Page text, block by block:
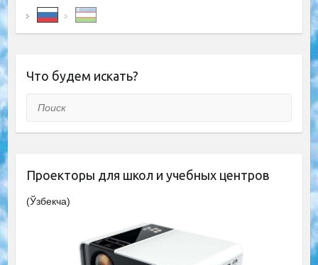
Что будем искать?
Поиск
Проекторы для школ и учебных центров
(Ўзбекча)